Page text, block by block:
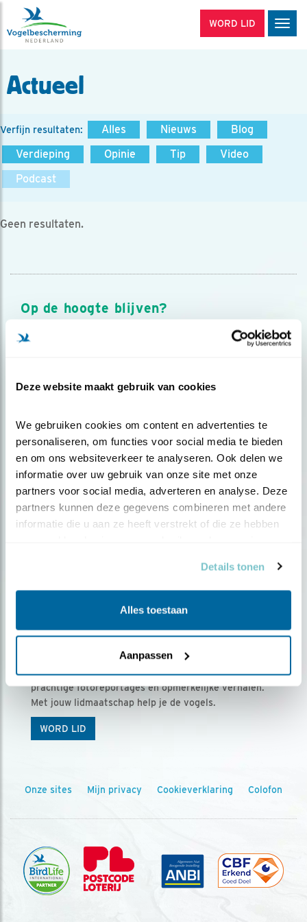
Deze website maakt gebruik van cookies
We gebruiken cookies om content en advertenties te
personaliseren, om functies voor social media te bieden
en om ons websiteverkeer te analyseren. Ook delen we
informatie over uw gebruik van onze site met onze
partners voor social media, adverteren en analyse. Deze
partners kunnen deze gegevens combineren met andere
informatie die u aan ze heeft verstrekt of die ze hebben
Details tonen
Alles toestaan
Aanpassen
WORD LID
Actueel
Verfijn resultaten: Alles Nieuws
Blog
Verdieping
Opinie Tip
Video
Podcast
Geen resultaten.
Op de hoogte blijven?
Meld je aan en ontvang nieuws, inspiratie, acties en tips
over vogels en activiteiten van Vogelbescherming.
Ontvang 5 x Vogels voor € 36,00 per jaar
Vogels is het tijdschrift voor onze leden, met
prachtige fotoreportages en opmerkelijke verhalen.
Met jouw lidmaatschap help je de vogels.
WORD LID
Onze sites Mijn privacy Cookieverklaring Colofon